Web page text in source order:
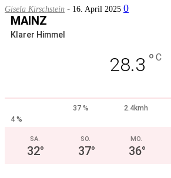
Gisela Kirschstein - 16. April 2025 0
MAINZ
Klarer Himmel
28.3 ° C
37 %
2.4kmh
4 %
SA.
32°
SO.
37°
MO.
36°